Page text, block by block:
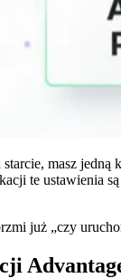
masz jedną
te ustawienia
już „czy